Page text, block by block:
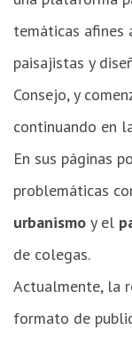
temáticas afines
paisajistas y
Consejo, y
continuando en
En sus páginas
problemáticas
urbanismo y el
de colegas.
Actualmente, la
formato de